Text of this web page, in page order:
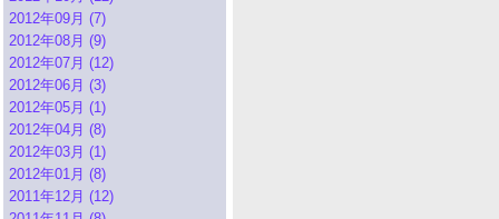
2012年09月 (7)
2012年08月 (9)
2012年07月 (12)
2012年06月 (3)
2012年05月 (1)
2012年04月 (8)
2012年03月 (1)
2012年01月 (8)
2011年12月 (12)